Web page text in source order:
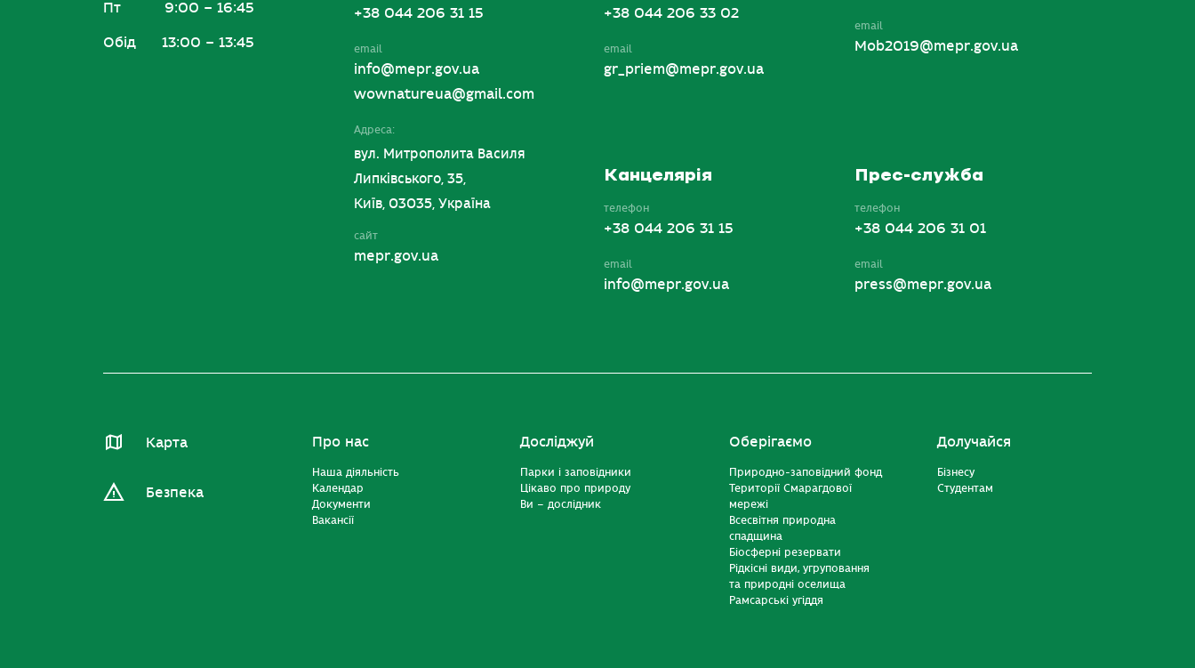
Пт 9:00 – 16:45
Обід 13:00 – 13:45
+38 044 206 31 15
email
info@mepr.gov.ua
wownatureua@gmail.com
Адреса:
вул. Митрополита Василя
Липківського, 35,
Київ, 03035, Україна
сайт
mepr.gov.ua
+38 044 206 33 02
email
gr_priem@mepr.gov.ua
Канцелярія
телефон
+38 044 206 31 15
email
info@mepr.gov.ua
email
Mob2019@mepr.gov.ua
Прес-служба
телефон
+38 044 206 31 01
email
press@mepr.gov.ua
Карта
Безпека
Про нас
Наша діяльність
Календар
Документи
Вакансії
Досліджуй
Парки і заповідники
Цікаво про природу
Ви – дослідник
Оберігаємо
Природно-заповідний фонд
Території Смарагдової
мережі
Всесвітня природна
спадщина
Біосферні резервати
Рідкісні види, угруповання
та природні оселища
Рамсарські угіддя
Долучайся
Бізнесу
Студентам